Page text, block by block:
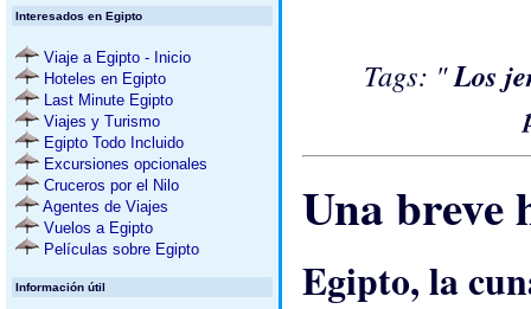
Interesados ​​en Egipto
Viaje a Egipto - Inicio
Hoteles en Egipto
Last Minute Egipto
Viajes y Turismo
Egipto Todo Incluido
Excursiones opcionales
Cruceros por el Nilo
Agentes de Viajes
Vuelos a Egipto
Películas sobre Egipto
Información útil
Tags: "Los
Una breve
Egipto, la